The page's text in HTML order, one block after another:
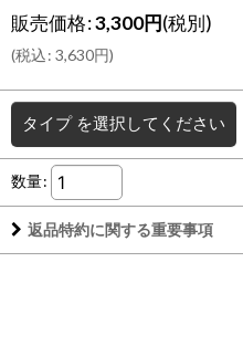
販売価格:3,300円(税別)
(税込: 3,630円)
タイプ を選択してください
数量:
返品特約に関する重要事項